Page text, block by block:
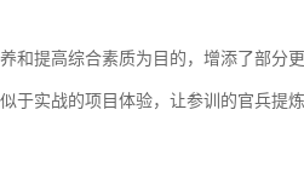
和提高综合素质为目的，增添了部分
于实战的项目体验，让参训的官兵提